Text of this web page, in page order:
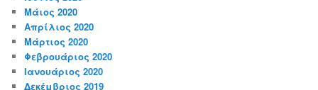
Μάιος 2020
Απρίλιος 2020
Μάρτιος 2020
Φεβρουάριος 2020
Ιανουάριος 2020
Δεκέμβριος 2019